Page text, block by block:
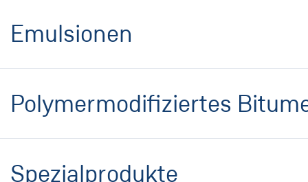
Emulsionen
Polymermodifiziertes
Spezialprodukte